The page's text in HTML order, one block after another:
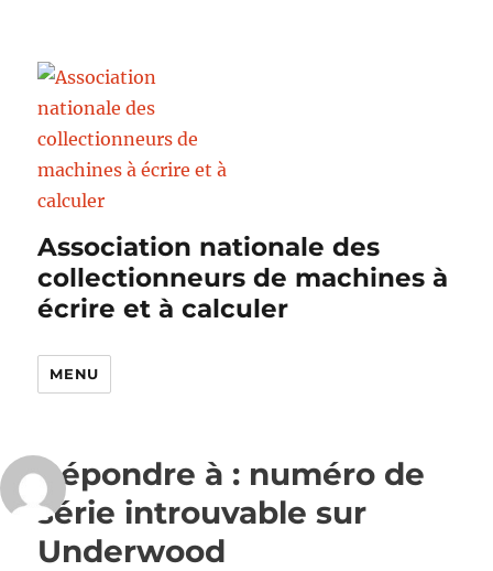
Association nationale des
collectionneurs de machines à
écrire et à calculer
MENU
Répondre à : numéro de
série introuvable sur
Underwood